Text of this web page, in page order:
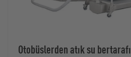
Otobüslerden atık su bertarafı